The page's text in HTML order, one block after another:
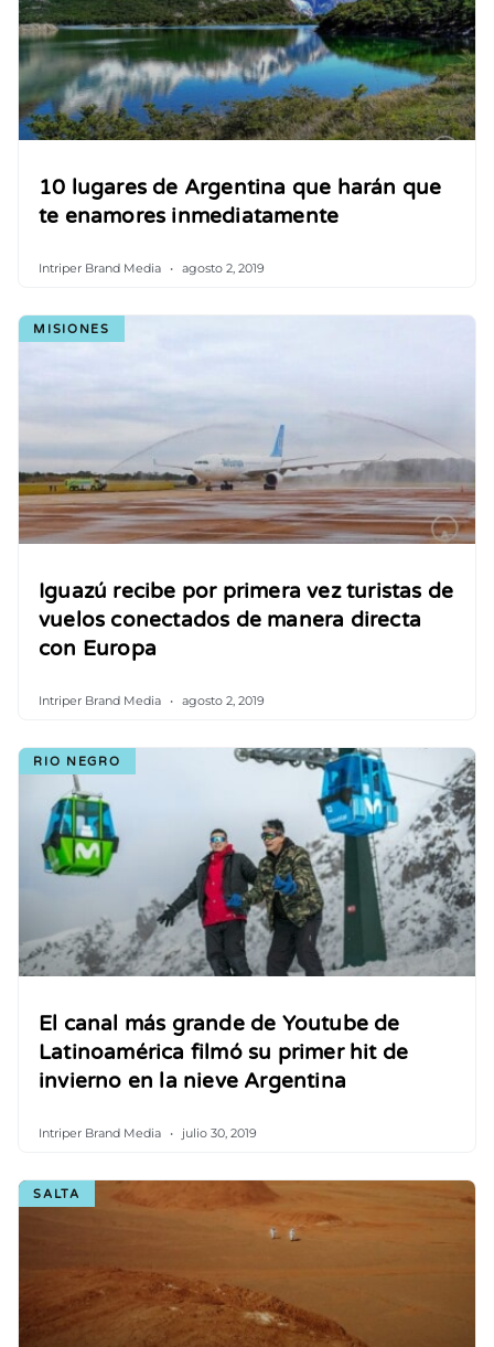
10 lugares de Argentina que harán que
te enamores inmediatamente
Intriper Brand Media agosto 2, 2019
MISIONES
Iguazú recibe por primera vez turistas de
vuelos conectados de manera directa
con Europa
Intriper Brand Media agosto 2, 2019
RIO NEGRO
El canal más grande de Youtube de
Latinoamérica filmó su primer hit de
invierno en la nieve Argentina
Intriper Brand Media julio 30, 2019
SALTA